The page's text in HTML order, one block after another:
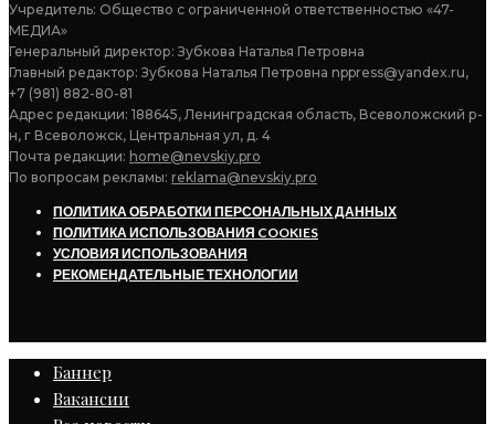
Учредитель: Общество с ограниченной ответственностью «47-
МЕДИА»
Генеральный директор: Зубкова Наталья Петровна
Главный редактор: Зубкова Наталья Петровна nppress@yandex.ru,
+7 (981) 882-80-81
Адрес редакции: 188645, Ленинградская область, Всеволожский р-
н, г Всеволожск, Центральная ул, д. 4
Почта редакции: home@nevskiy.pro
По вопросам рекламы: reklama@nevskiy.pro
ПОЛИТИКА ОБРАБОТКИ ПЕРСОНАЛЬНЫХ ДАННЫХ
ПОЛИТИКА ИСПОЛЬЗОВАНИЯ COOKIES
УСЛОВИЯ ИСПОЛЬЗОВАНИЯ
РЕКОМЕНДАТЕЛЬНЫЕ ТЕХНОЛОГИИ
Баннер
Вакансии